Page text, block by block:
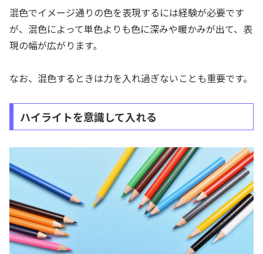
混色でイメージ通りの色を表現するには経験が必要です
が、混色によって単色よりも色に深みや暖かみが出て、表
現の幅が広がります。
なお、混色するときは力を入れ過ぎないことも重要です。
ハイライトを意識して入れる